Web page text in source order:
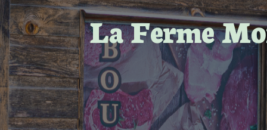
La Ferme